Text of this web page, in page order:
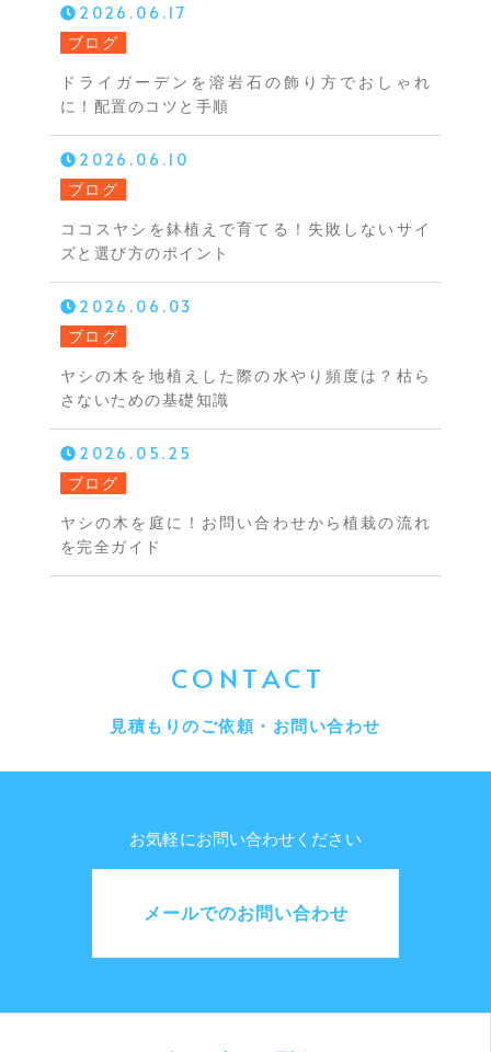
2026.06.17
ブログ
ドライガーデンを溶岩石の飾り方でおしゃれ
に！配置のコツと手順
2026.06.10
ブログ
ココスヤシを鉢植えで育てる！失敗しないサイ
ズと選び方のポイント
2026.06.03
ブログ
ヤシの木を地植えした際の水やり頻度は？枯ら
さないための基礎知識
2026.05.25
ブログ
ヤシの木を庭に！お問い合わせから植栽の流れ
を完全ガイド
CONTACT
見積もりのご依頼・お問い合わせ
お気軽にお問い合わせください
メールでのお問い合わせ